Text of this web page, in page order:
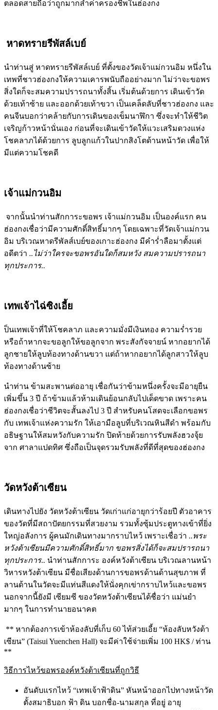
ตลอดสายถือว่าถูกมากสำค่าครองชีพในฮ่องกง
หาดทรายรีพัสล์เบย์
นำท่านสู่ หาดทรายรีพัสล์เบย์ ที่ตั้งของวัดเจ้าแม่กวนอิม หนึ่งใน
เทพที่ชาวฮ่องกงให้ความเคารพนับถืออย่างมาก ไม่ว่าจะขอพร
สิ่งใดก็จะสมความปรารถนาทั้งสิ้น เริ่มต้นด้วยการ เดินเข้าวัด
ด้วยเท้าซ้าย และออกด้วยเท้าขวา เป็นเคล็ดลับที่ชาวฮ่องกง และ
คนจีนบอกว่าคล้ายกับการเดินของเข็มนาฬิกา ซึ่งจะทำให้ชีวิต
เจริญก้าวหน้านั่นเอง ก่อนที่จะเดินเข้าวัดให้แวะเสริมดวงแห่ง
โชคลาภได้ด้วยการ ลูบลูกแก้วในปากสิงโตด้านหน้าวัด เพื่อให้
มีแต่ความโชคดี
เจ้าแม่กวนอิม
จากนั้นนำท่านสักการะขอพร เจ้าแม่กวนอิม เป็นองค์แรก คน
ฮ่องกงเชื่อว่ามีความศักดิ์สิทธิ์มากๆ โดยเฉพาะที่วัดเจ้าแม่กวน
อิม บริเวณหาดรีพัลส์เบย์ของเกาะฮ่องกง มีคำร่ำลือมาตั้งแต่
อดีตว่า ..ไม่ว่าใครจะขอพรอันใดก็สมหวัง สมความปรารถนา
ทุกประการ..
เทพเจ้าไฉ่ซิงเอี้ย
ป็นเทพเจ้าที่ให้โชคลาภ และความมั่งมีเงินทอง ความร่ำรวย
หรือถ้าหากจะขอลูกให้ขอลูกจาก พระสังกัจจายน์ หากอยากได้
ลูกชายให้ลูบท้องทางด้านขวา แต่ถ้าหากอยากได้ลูกสาวให้ลูบ
ท้องทางด้านซ้าย
นำท่าน ข้ามสะพานต่ออายุ เชื่อกันว่าข้ามหนึ่งครั้งจะมีอายุยืน
เพิ่มขึ้น 3 ปี ถ้าข้ามแล้วห้ามเดินย้อนกลับไปเด็ดขาด เพราะคน
ฮ่องกงเชื่อว่าชีวิตจะสั้นลงไป 3 ปี สำหรับคนโสดจะเลือกขอพร
กับ เทพเจ้าแห่งความรัก ให้เอามือลูบที่บริเวณหินสีดำ พร้อมกับ
อธิษฐานให้สมหวังกับความรัก ปิดท้ายด้วยการรับพลังฮวงจุ้ย
จาก ศาลาแปดทิศ ซึ่งถือเป็นจุดรวมรับพลังที่ดีที่สุดของฮ่องกง
วัดหวังต้าเซียน
เดินทางไปยัง วัดหวังต้าเซียน วัดเก่าแก่อายุกว่าร้อยปี ตัวอาคาร
ของวัดที่มีสถาปัตยกรรมที่สวยงาม รวมทั้งซุ้มประตูทางเข้าที่ยิ่ง
ใหญ่อลังการ ผู้คนมักเดินทางมากราบไหว้ เพราะเชื่อว่า ..พระ
หวังต้าเซียนมีความศักดิ์สิทธิ์มาก ขอพรสิ่งได้ก็จะสมปรารถนา
ทุกประการ.. นำท่านสักการะ องค์หวังต้าเซียน บริเวณลานหน้า
วิหารหวังต้าเซียน มีชื่อเสียงด้านการขอพรด้านด้านสุขภาพ ที่
ลานด้านในวัดจะมีแท่นสีแดงให้นั่งคุกเข่ากราบไหว้และขอพร
นอกจากนี้ยังมี เซียมซี ของวัดหวังต้าเซียนได้ชื่อว่า แม่นยำ
มากๆ ในการทำนายอนาคต
** หากต้องการเข้าห้องลับที่เก็บ 60 ไท้ส่วยเอี้ย “ห้องลับหวังต้า
เซียน” (Taisui Yuenchen Hall) จะมีค่าใช้จ่ายเพิ่ม 100 HK$ / ท่าน
**
วิธีการไหว้ขอพรองค์หวังต้าเซียนที่ถูกวิธี
อันดับแรกไหว้ “เทพเจ้าฟ้าดิน” หันหน้าออกไปทางหน้าวัด
ตั้งสมาธิบอก ฟ้า ดิน บอกชื่อ-นามสกุล ที่อยู่ อายุ